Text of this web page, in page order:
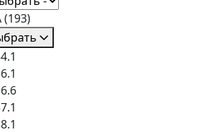
(193)